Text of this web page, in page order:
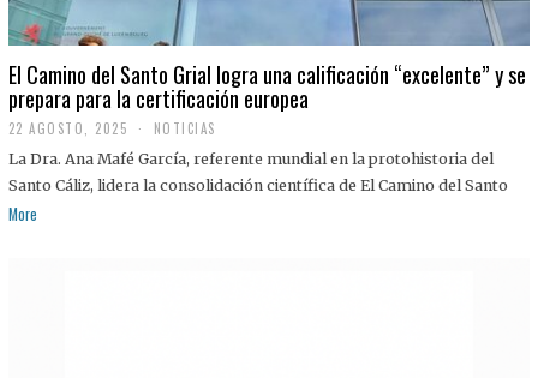
El Camino del Santo Grial logra una calificación “excelente” y se
prepara para la certificación europea
22 AGOSTO, 2025
2
A
G
NOTICIAS
La Dra. Ana Mafé García, referente mundial en la protohistoria del
Santo Cáliz, lidera la consolidación científica de El Camino del Santo
More